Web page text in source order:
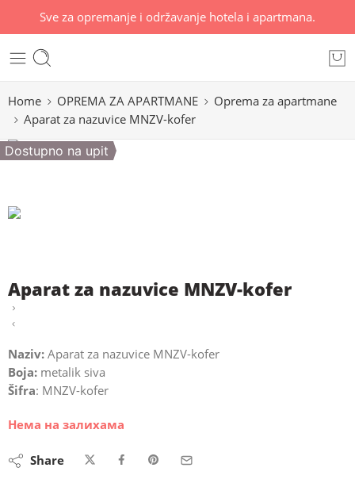
Sve za opremanje i održavanje hotela i apartmana.
Home OPREMA ZA APARTMANE
Oprema za apartmane
Aparat za nazuvice MNZV-kofer
Dostupno na upit
Aparat za nazuvice MNZV-kofer
Naziv: Aparat za nazuvice MNZV-kofer
Boja: metalik siva
Šifra: MNZV-kofer
Нема на залихама
Share